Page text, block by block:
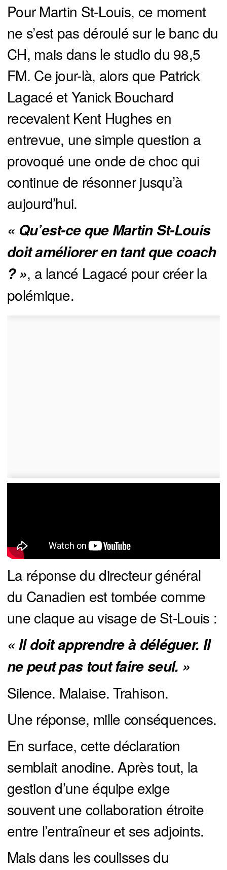
Pour Martin St-Louis, ce moment
ne s’est pas déroulé sur le banc du
CH, mais dans le studio du 98,5
FM. Ce jour-là, alors que Patrick
Lagacé et Yanick Bouchard
recevaient Kent Hughes en
entrevue, une simple question a
provoqué une onde de choc qui
continue de résonner jusqu’à
aujourd’hui.
« Qu’est-ce que Martin St-Louis
doit améliorer en tant que coach
? », a lancé Lagacé pour créer la
polémique.
La réponse du directeur général
du Canadien est tombée comme
une claque au visage de St-Louis :
« Il doit apprendre à déléguer. Il
ne peut pas tout faire seul. »
Silence. Malaise. Trahison.
Une réponse, mille conséquences.
En surface, cette déclaration
semblait anodine. Après tout, la
gestion d’une équipe exige
souvent une collaboration étroite
entre l’entraîneur et ses adjoints.
Mais dans les coulisses du